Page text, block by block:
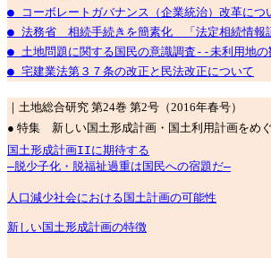
● コーボレートガバナンス（企業統治）改革につ
● 法務省 相続手続きを簡素化 「法定相続情報
● 土地問題に関する国民の意識調査--未利用地
● 宅建業法第３７条の改正と民法改正について
｜土地総合研究 第24巻 第2号（2016年春号）
● 特集 新しい国土形成計画・国土利用計画をめ
国土形成計画IIに期待する
―脱少子化・脱福祉過重は国民への宿題だ―
人口減少社会における国土計画の可能性
新しい国土形成計画の特徴